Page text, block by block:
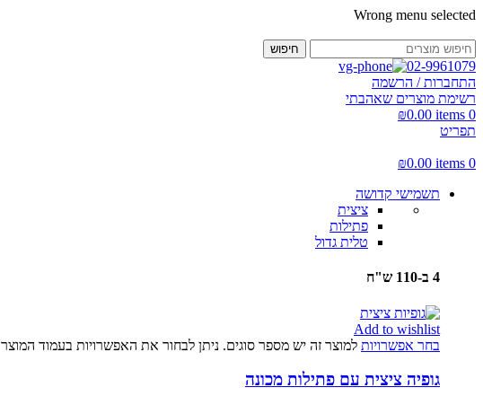
Wrong menu selected
חיפוש
02-9961079
התחברות / הרשמה
רשימת מוצרים שאהבתי
0
items
₪0.00
תפריט
0
items
₪0.00
תשמישי קדושה
ציצית
פתילות
טלית גדול
4 ב-110 ש"ח
Add to wishlist
בחר אפשרויות למוצר זה יש מספר סוגים. ניתן לבחור את האפשרויות בעמוד המוצר
גופיה ציצית עם פתילות מכונה